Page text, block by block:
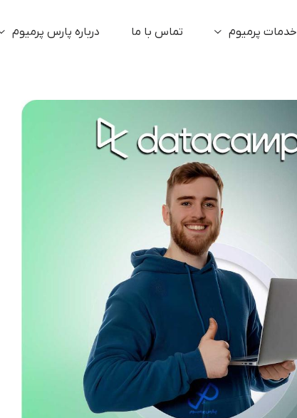
خدمات پرمیوم تماس با ما درباره پارس پرمیوم